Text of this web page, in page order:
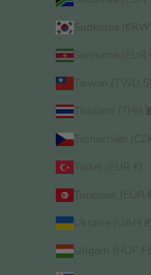
Südkorea (KRW
Suriname (EUR €)
Taiwan (TWD $)
Thailand (THB ฿)
Tschechien (CZK
Türkei (EUR €)
Tunesien (EUR €)
Ukraine (UAH ₴)
Ungarn (HUF Ft)